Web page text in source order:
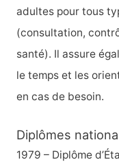
e
r
:
adultes pour tous
(consultation,
santé). Il assure
le temps et les
en cas de besoin.
Diplômes
1979 – Diplôme